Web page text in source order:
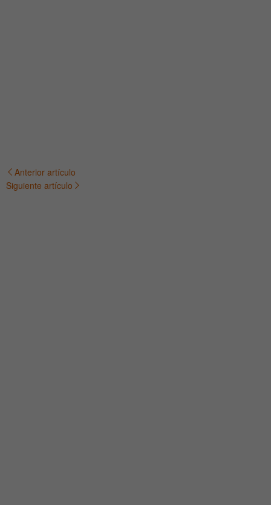
Navegación
Anterior artículo
Siguiente artículo